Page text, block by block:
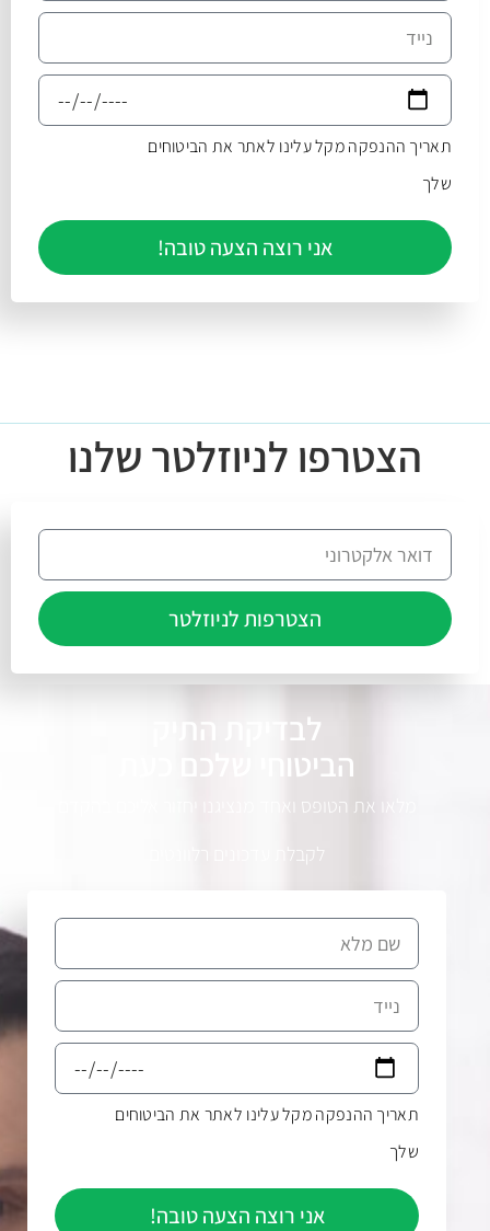
תאריך ההנפקה מקל עלינו לאתר את הביטוחים
שלך
אני רוצה הצעה טובה!
הצטרפו לניוזלטר שלנו
הצטרפות לניוזלטר
לבדיקת התיק
הביטוחי שלכם כעת
מלאו את הטופס ואחד מנציגנו יחזור אליכם בהקדם
לקבלת עדכונים רלוונטים
תאריך ההנפקה מקל עלינו לאתר את הביטוחים
שלך
אני רוצה הצעה טובה!